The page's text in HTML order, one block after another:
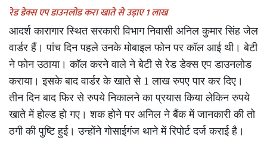
रेड डेक्स एप डाउनलोड करा खाते से उड़ाए 1 लाख
आदर्श कारागार स्थित सरकारी विभाग निवासी अनिल कुमार सिंह जेल
वार्डर हैं। पांच दिन पहले उनके मोबाइल फोन पर कॉल आई थी। बेटी
ने फोन उठाया। कॉल करने वाले ने बेटी से रेड डेक्स एप डाउनलोड
कराया। इसके बाद वार्डर के खाते से 1 लाख रुपए पार कर दिए।
तीन दिन बाद फिर से रुपये निकालने का प्रयास किया लेकिन रुपये
खाते में होल्ड हो गए। शक होने पर अनिल ने बैंक में जानकारी की तो
ठगी की पुष्टि हुई। उन्होंने गोसाईगंज थाने में रिपोर्ट दर्ज कराई है।